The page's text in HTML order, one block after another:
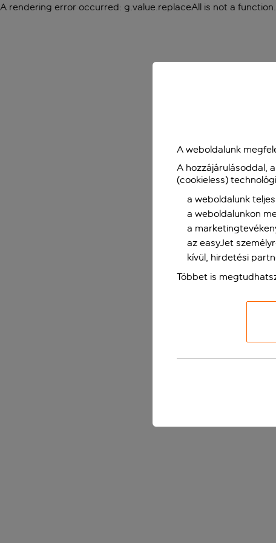
A rendering error occurred: g.value.replaceAll is not a function.
A weboldalunk
A hozzájárulásoddal,
(cookieless)
a weboldalunk
a weboldalunkon
a
az easyJet
kívül, hirdetési
Többet is